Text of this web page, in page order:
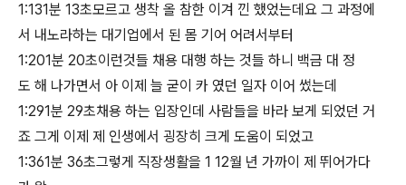
1:131분 13초모르고 생착 올 참한 이겨 낀 했었는데요 그 과정에
서 내노라하는 대기업에서 된 몸 기어 어려서부터
1:201분 20초이런것들 채용 대행 하는 것들 하니 백금 대 정
도 해 나가면서 아 이제 늘 굳이 카 였던 일자 이어 썼는데
1:291분 29초채용 하는 입장인데 사람들을 바라 보게 되었던 거
죠 그게 이제 제 인생에서 굉장히 크게 도움이 되었고
1:361분 36초그렇게 직장생활을 1 12월 년 가까이 제 뛰어가다